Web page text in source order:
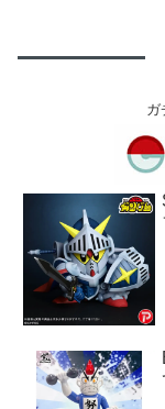
ガ